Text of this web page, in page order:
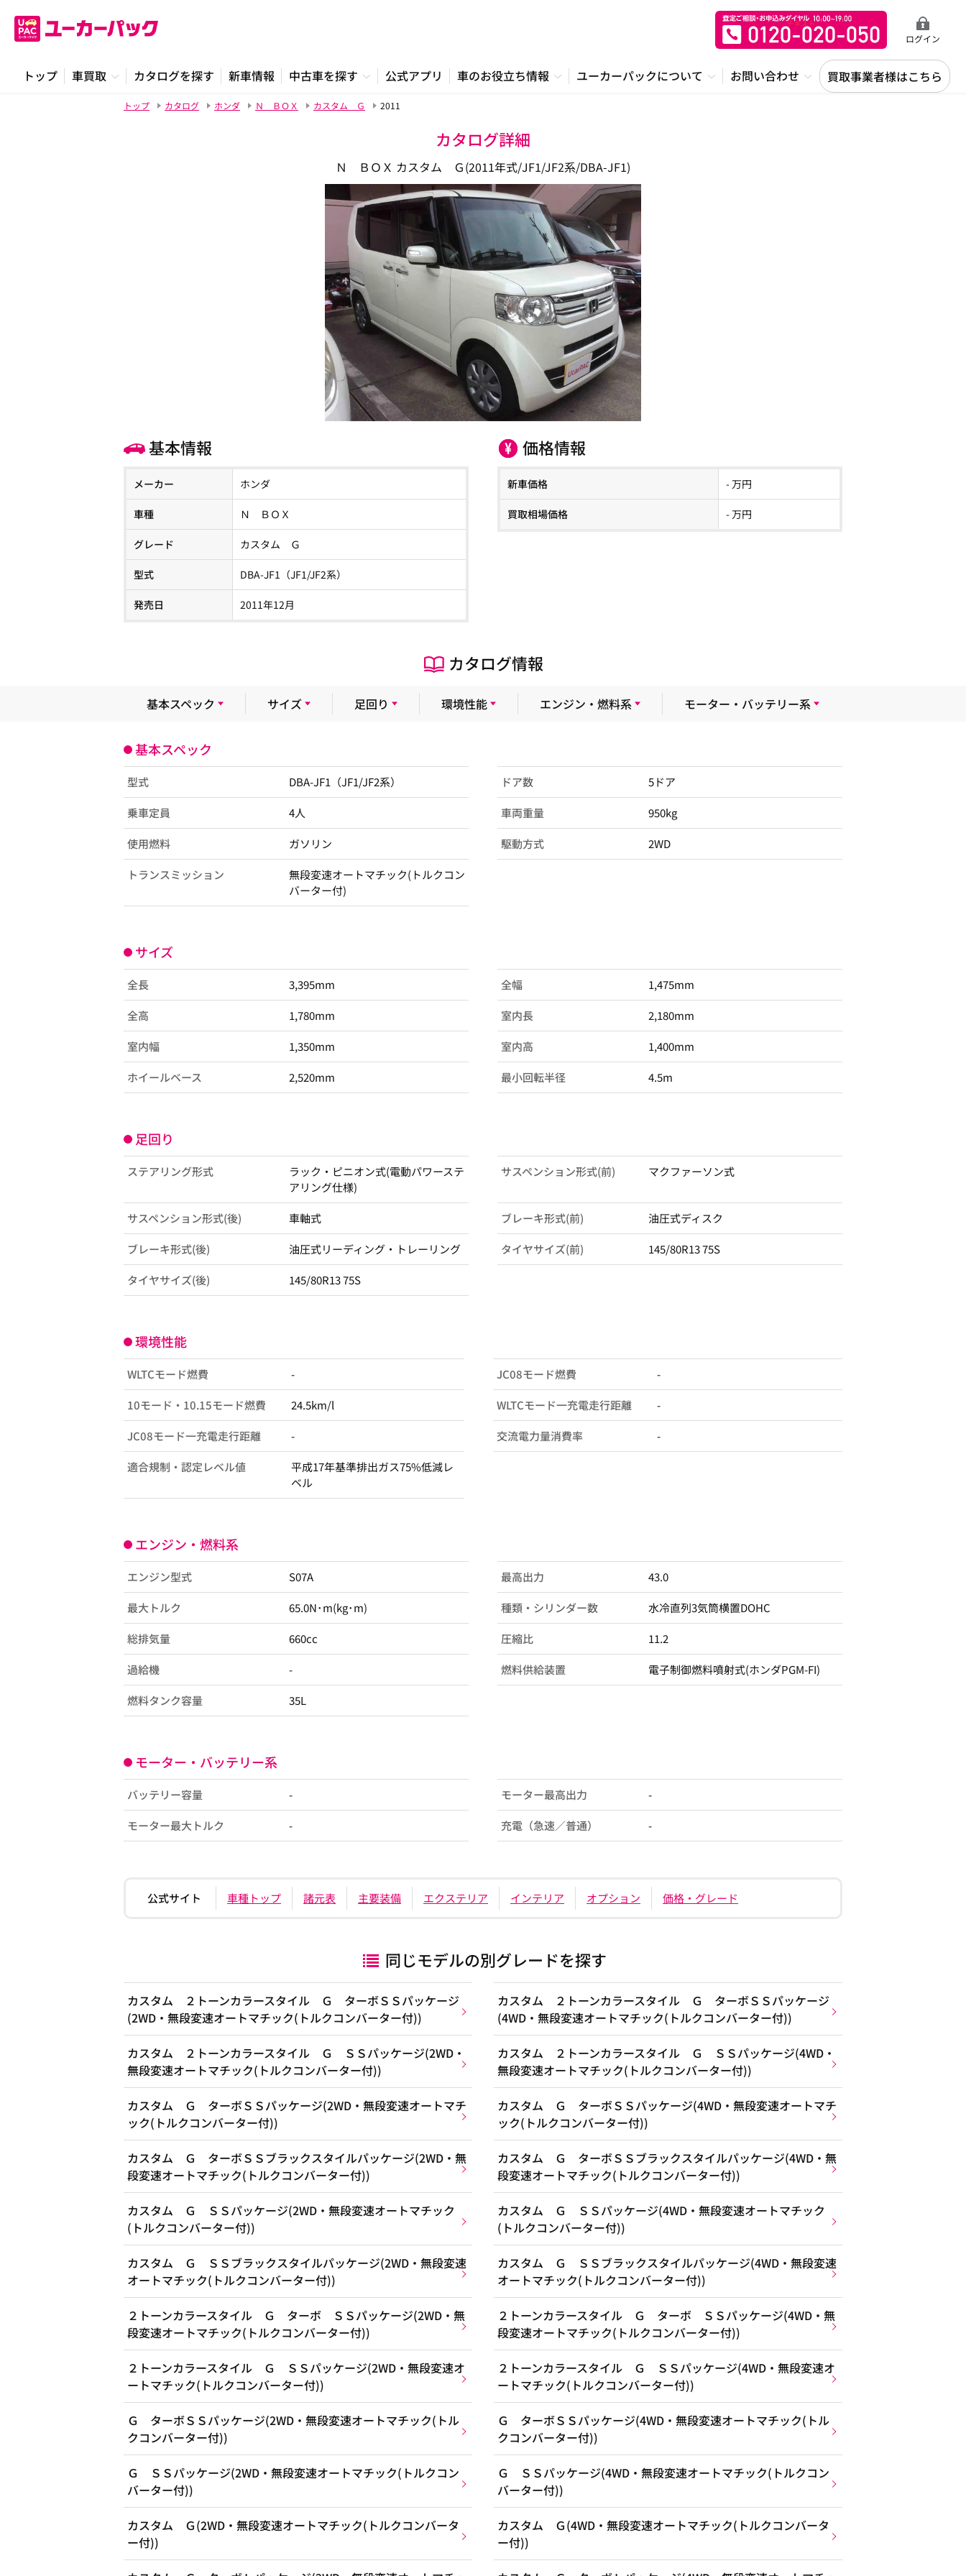
ログイン
トップ 車買取 カタログを探す 新車情報 中古車を探す 公式アプリ 車のお役立ち情報 ユーカーパックについて お問い合わせ 買取事業者様はこちら
トップ カタログ ホンダ Ｎ ＢＯＸ カスタム Ｇ 2011
カタログ詳細
Ｎ ＢＯＸ カスタム Ｇ(2011年式/JF1/JF2系/DBA-JF1)
基本情報
メーカー ホンダ
車種 Ｎ ＢＯＸ
グレード カスタム Ｇ
型式 DBA-JF1（JF1/JF2系）
発売日 2011年12月
価格情報
新車価格 - 万円
買取相場価格 - 万円
カタログ情報
基本スペック サイズ 足回り 環境性能 エンジン・燃料系 モーター・バッテリー系
基本スペック
型式 DBA-JF1（JF1/JF2系） ドア数 5ドア
乗車定員 4人 車両重量 950kg
使用燃料 ガソリン 駆動方式 2WD
トランスミッション
無段変速オートマチック(トルクコン
バーター付)
サイズ
全長 3,395mm 全幅 1,475mm
全高 1,780mm 室内長 2,180mm
室内幅 1,350mm 室内高 1,400mm
ホイールベース 2,520mm 最小回転半径 4.5m
足回り
ステアリング形式
ラック・ピニオン式(電動パワーステ
アリング仕様)
サスペンション形式(前) マクファーソン式
サスペンション形式(後) 車軸式 ブレーキ形式(前) 油圧式ディスク
ブレーキ形式(後) 油圧式リーディング・トレーリング タイヤサイズ(前) 145/80R13 75S
タイヤサイズ(後) 145/80R13 75S
環境性能
WLTCモード燃費 - JC08モード燃費 -
10モード・10.15モード燃費 24.5km/l WLTCモード一充電走行距離 -
JC08モード一充電走行距離 - 交流電力量消費率 -
適合規制・認定レベル値
平成17年基準排出ガス75%低減レ
ベル
エンジン・燃料系
エンジン型式 S07A 最高出力 43.0
最大トルク 65.0N･m(kg･m) 種類・シリンダー数 水冷直列3気筒横置DOHC
総排気量 660cc 圧縮比 11.2
過給機 - 燃料供給装置 電子制御燃料噴射式(ホンダPGM-FI)
燃料タンク容量 35L
モーター・バッテリー系
バッテリー容量 - モーター最高出力 -
モーター最大トルク - 充電（急速／普通） -
公式サイト 車種トップ 諸元表 主要装備 エクステリア インテリア オプション 価格・グレード
同じモデルの別グレードを探す
カスタム ２トーンカラースタイル Ｇ ターボＳＳパッケージ
(2WD・無段変速オートマチック(トルクコンバーター付))
カスタム ２トーンカラースタイル Ｇ ターボＳＳパッケージ
(4WD・無段変速オートマチック(トルクコンバーター付))
カスタム ２トーンカラースタイル Ｇ ＳＳパッケージ(2WD・
無段変速オートマチック(トルクコンバーター付))
カスタム ２トーンカラースタイル Ｇ ＳＳパッケージ(4WD・
無段変速オートマチック(トルクコンバーター付))
カスタム Ｇ ターボＳＳパッケージ(2WD・無段変速オートマチ
ック(トルクコンバーター付))
カスタム Ｇ ターボＳＳパッケージ(4WD・無段変速オートマチ
ック(トルクコンバーター付))
カスタム Ｇ ターボＳＳブラックスタイルパッケージ(2WD・無
段変速オートマチック(トルクコンバーター付))
カスタム Ｇ ターボＳＳブラックスタイルパッケージ(4WD・無
段変速オートマチック(トルクコンバーター付))
カスタム Ｇ ＳＳパッケージ(2WD・無段変速オートマチック
(トルクコンバーター付))
カスタム Ｇ ＳＳパッケージ(4WD・無段変速オートマチック
(トルクコンバーター付))
カスタム Ｇ ＳＳブラックスタイルパッケージ(2WD・無段変速
オートマチック(トルクコンバーター付))
カスタム Ｇ ＳＳブラックスタイルパッケージ(4WD・無段変速
オートマチック(トルクコンバーター付))
２トーンカラースタイル Ｇ ターボ ＳＳパッケージ(2WD・無
段変速オートマチック(トルクコンバーター付))
２トーンカラースタイル Ｇ ターボ ＳＳパッケージ(4WD・無
段変速オートマチック(トルクコンバーター付))
２トーンカラースタイル Ｇ ＳＳパッケージ(2WD・無段変速オ
ートマチック(トルクコンバーター付))
２トーンカラースタイル Ｇ ＳＳパッケージ(4WD・無段変速オ
ートマチック(トルクコンバーター付))
Ｇ ターボＳＳパッケージ(2WD・無段変速オートマチック(トル
クコンバーター付))
Ｇ ターボＳＳパッケージ(4WD・無段変速オートマチック(トル
クコンバーター付))
Ｇ ＳＳパッケージ(2WD・無段変速オートマチック(トルクコン
バーター付))
Ｇ ＳＳパッケージ(4WD・無段変速オートマチック(トルクコン
バーター付))
カスタム Ｇ(2WD・無段変速オートマチック(トルクコンバータ
ー付))
カスタム Ｇ(4WD・無段変速オートマチック(トルクコンバータ
ー付))